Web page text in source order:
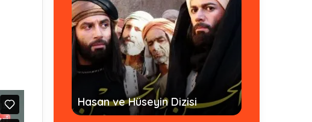
Hasan ve Hüseyin Dizisi
Hz. Ömer Dizisi
- Tamamı